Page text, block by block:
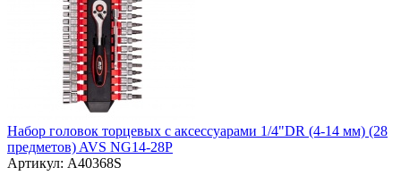
Набор головок торцевых с аксессуарами 1/4"DR (4-14 мм) (28
предметов) AVS NG14-28P
Артикул: A40368S